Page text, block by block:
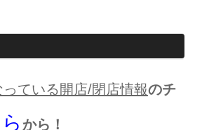
ている開店/閉店情報のチ
から！